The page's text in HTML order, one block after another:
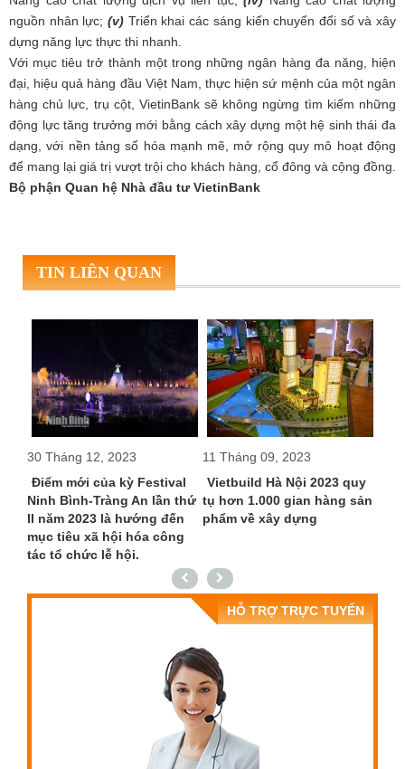
nguồn nhân lực;(v) Triển khai các sáng kiến chuyển đổi số và xây
dựng năng lực thực thi nhanh.
Với mục tiêu trở thành một trong những ngân hàng đa năng, hiện
đại, hiệu quả hàng đầu Việt Nam, thực hiện sứ mệnh của một ngân
hàng chủ lực, trụ cột, VietinBank sẽ không ngừng tìm kiếm những
động lực tăng trưởng mới bằng cách xây dựng một hệ sinh thái đa
dạng, với nền tảng số hóa mạnh mẽ, mở rộng quy mô hoạt động
để mang lại giá trị vượt trội cho khách hàng, cổ đông và cộng đồng.
Bộ phận Quan hệ Nhà đầu tư VietinBank
TIN LIÊN QUAN
30 Tháng 12, 2023
Điểm mới của kỳ Festival
Ninh Bình-Tràng An lần thứ
II năm 2023 là hướng đến
mục tiêu xã hội hóa công
tác tổ chức lễ hội.
11 Tháng 09, 2023
Vietbuild Hà Nội 2023 quy
tụ hơn 1.000 gian hàng sản
phẩm về xây dựng
HỖ TRỢ TRỰC TUYẾN